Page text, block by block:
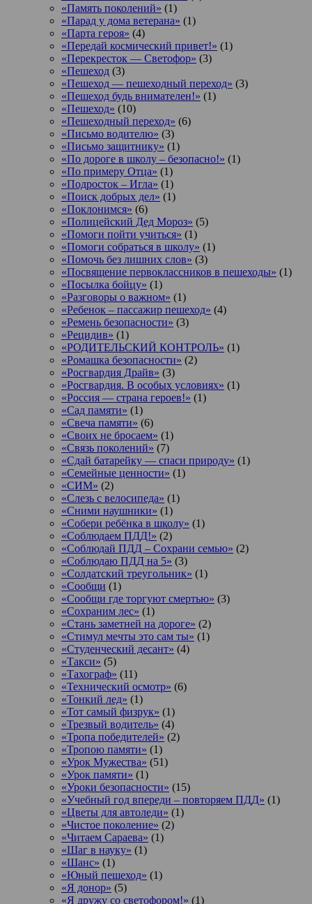
«Память поколений» (1)
«Парад у дома ветерана» (1)
«Парта героя» (4)
«Передай космический привет!» (1)
«Перекресток — Светофор» (3)
«Пешеход (3)
«Пешеход — пешеходный переход» (3)
«Пешеход будь внимателен!» (1)
«Пешеход» (10)
«Пешеходный переход» (6)
«Письмо водителю» (3)
«Письмо защитнику» (1)
«По дороге в школу – безопасно!» (1)
«По примеру Отца» (1)
«Подросток ‒ Игла» (1)
«Поиск добрых дел» (1)
«Поклонимся» (6)
«Полицейский Дед Мороз» (5)
«Помоги пойти учиться» (1)
«Помоги собраться в школу» (1)
«Помочь без лишних слов» (3)
«Посвящение первоклассников в пешеходы» (1)
«Посылка бойцу» (1)
«Разговоры о важном» (1)
«Ребенок – пассажир пешеход» (4)
«Ремень безопасности» (3)
«Рецидив» (1)
«РОДИТЕЛЬСКИЙ КОНТРОЛЬ» (1)
«Ромашка безопасности» (2)
«Росгвардия Драйв» (3)
«Росгвардия. В особых условиях» (1)
«Россия — страна героев!» (1)
«Сад памяти» (1)
«Свеча памяти» (6)
«Своих не бросаем» (1)
«Связь поколений» (7)
«Сдай батарейку — спаси природу» (1)
«Семейные ценности» (1)
«СИМ» (2)
«Слезь с велосипеда» (1)
«Сними наушники» (1)
«Собери ребёнка в школу» (1)
«Соблюдаем ПДД!» (2)
«Соблюдай ПДД – Сохрани семью» (2)
«Соблюдаю ПДД на 5» (3)
«Солдатский треугольник» (1)
«Сообщи (1)
«Сообщи где торгуют смертью» (3)
«Сохраним лес» (1)
«Стань заметней на дороге» (2)
«Стимул мечты это сам ты» (1)
«Студенческий десант» (4)
«Такси» (5)
«Тахограф» (11)
«Технический осмотр» (6)
«Тонкий лед» (1)
«Тот самый физрук» (1)
«Трезвый водитель» (4)
«Тропа победителей» (2)
«Тропою памяти» (1)
«Урок Мужества» (51)
«Урок памяти» (1)
«Уроки безопасности» (15)
«Учебный год впереди – повторяем ПДД» (1)
«Цветы для автоледи» (1)
«Чистое поколение» (2)
«Читаем Сараева» (1)
«Шаг в науку» (1)
«Шанс» (1)
«Юный пешеход» (1)
«Я донор» (5)
«Я дружу со светофором!» (1)